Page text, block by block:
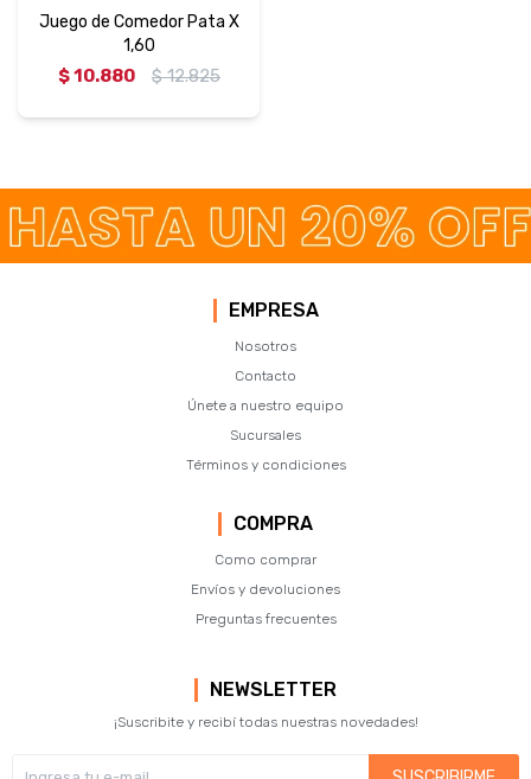
Juego de Comedor Pata X
1,60
$10.880 $ 12.825
EMPRESA
Nosotros
Contacto
Únete a nuestro equipo
Sucursales
Términos y condiciones
COMPRA
Como comprar
Envíos y devoluciones
Preguntas frecuentes
NEWSLETTER
¡Suscribite y recibí todas nuestras novedades!